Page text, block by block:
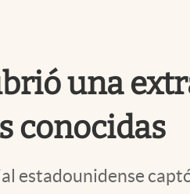
una
conocidas
estadounidense